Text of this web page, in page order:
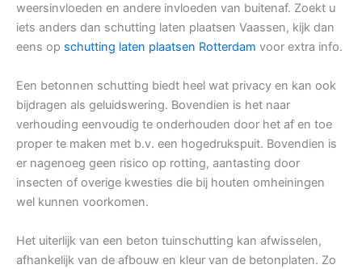
weersinvloeden en andere invloeden van buitenaf. Zoekt u
iets anders dan schutting laten plaatsen Vaassen, kijk dan
eens op schutting laten plaatsen Rotterdam voor extra info.
Een betonnen schutting biedt heel wat privacy en kan ook
bijdragen als geluidswering. Bovendien is het naar
verhouding eenvoudig te onderhouden door het af en toe
proper te maken met b.v. een hogedrukspuit. Bovendien is
er nagenoeg geen risico op rotting, aantasting door
insecten of overige kwesties die bij houten omheiningen
wel kunnen voorkomen.
Het uiterlijk van een beton tuinschutting kan afwisselen,
afhankelijk van de afbouw en kleur van de betonplaten. Zo